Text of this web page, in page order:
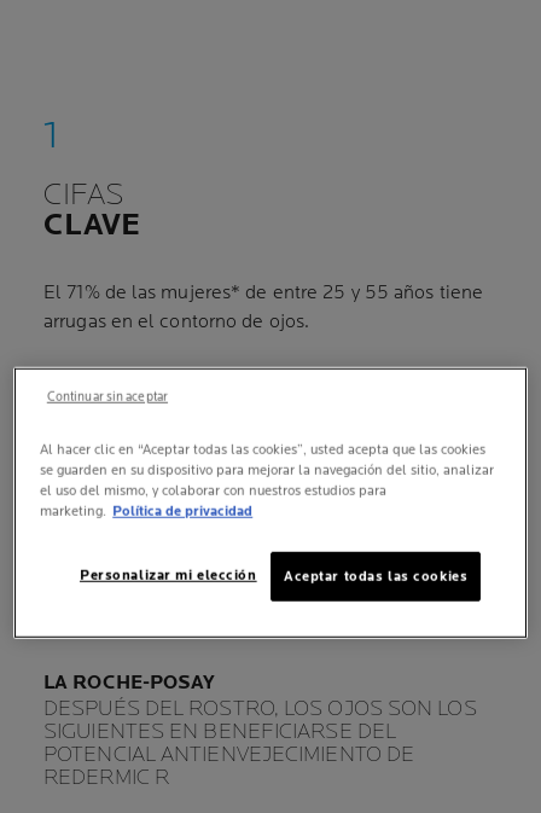
CIFAS
CLAVE
El 71% de las mujeres* de entre 25 y 55 años tiene
arrugas en el contorno de ojos.
*Fuente: IPSOS 2007, Europa, 133 mujeres, 25-55
LA SOLUCIÓN DE
LA ROCHE-POSAY
DESPUÉS DEL ROSTRO, LOS OJOS SON LOS
SIGUIENTES EN BENEFICIARSE DEL
POTENCIAL ANTIENVEJECIMIENTO DE
REDERMIC R
Al hacer clic en “Aceptar todas las cookies”, usted acepta que las cookies
se guarden en su dispositivo para mejorar la navegación del sitio, analizar
el uso del mismo, y colaborar con nuestros estudios para
marketing. Política de privacidad
Aceptar todas las cookies
Personalizar mi elección
Continuar sin aceptar